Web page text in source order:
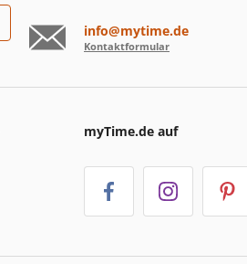
info@mytime.de
Kontaktformular
myTime.de auf